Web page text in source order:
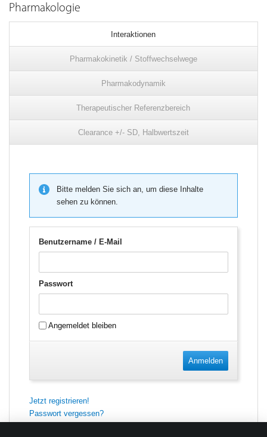
Pharmakologie
Interaktionen
Pharmakokinetik / Stoffwechselwege
Pharmakodynamik
Therapeutischer Referenzbereich
Clearance +/- SD, Halbwertszeit
Bitte melden Sie sich an, um diese Inhalte
sehen zu können.
Benutzername / E-Mail
Passwort
Angemeldet bleiben
Anmelden
Jetzt registrieren!
Passwort vergessen?